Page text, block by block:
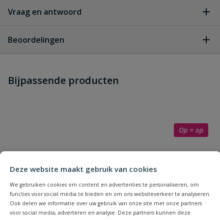
Deze website maakt gebruik van cookies
We gebruiken cookies om content en advertenties te personaliseren, om
functies voor social media te bieden en om ons websiteverkeer te analyseren.
Ook delen we informatie over uw gebruik van onze site met onze partners
voor social media, adverteren en analyse. Deze partners kunnen deze
Vraag en antwoord
dit product?
Beoordelingen
Schrijf zelf een beoordeling
Naam
Bijpassende producten
Op = op